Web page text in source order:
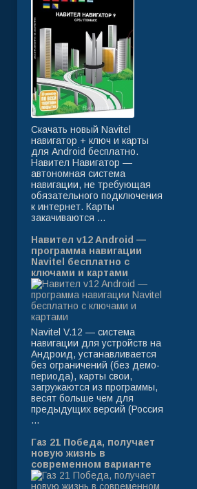
Скачать новый Navitel
навигатор + ключ и карты
для Android бесплатно.
Навител Навигатор —
автономная система
навигации, не требующая
обязательного подключения
к интернет. Карты
закачиваются ...
Навител v12 Android —
программа навигации
Navitel бесплатно с
ключами и картами
Navitel V.12 — система
навигации для устройств на
Андроид, устанавливается
без ограничений (без демо-
периода), карты свои,
загружаются из программы,
весят больше чем для
предыдущих версий (Россия
...
Газ 21 Победа, получает
новую жизнь в
современном варианте